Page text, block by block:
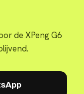
de XPeng G6